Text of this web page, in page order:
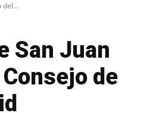
del...
San Juan
de